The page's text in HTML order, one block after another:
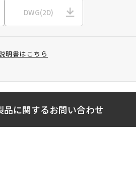
DWG(2D)
明書はこちら
品に関するお問い合わせ